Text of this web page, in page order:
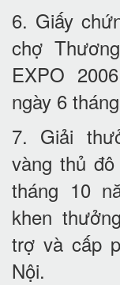
6. Giấy
chợ
EXPO
ngày 6
7. Giải
vàng thủ
tháng 10
khen
trợ và cấp
Nội.